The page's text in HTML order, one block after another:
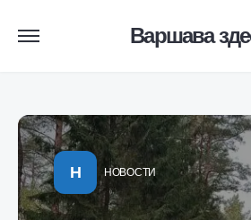
Варшава
Н НОВОСТИ